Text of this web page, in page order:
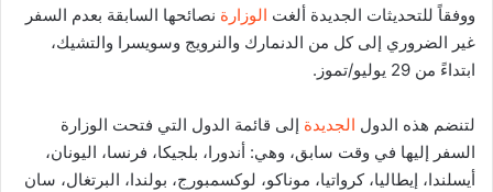
ووفقاً للتحديثات الجديدة ألغت الوزارة نصائحها السابقة بعدم السفر
غير الضروري إلى كل من الدنمارك والنرويج وسويسرا والتشيك،
ابتداءً من
يوليو/تموز .
لتنضم هذه الدول الجديدة إلى قائمة الدول التي فتحت الوزارة
السفر إليها في وقت سابق، وهي: أندورا، بلجيكا، فرنسا، اليونان،
أيسلندا، إيطاليا، كرواتيا، موناكو، لوكسمبورج، بولندا، البرتغال، سان